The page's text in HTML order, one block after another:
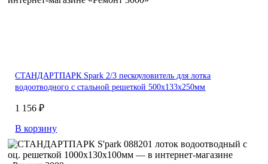
СТАНДАРТПАРК Spark 2/3 пескоуловитель для лотка
водоотводного с стальной решеткой 500х133х250мм
1 156 ₽
В корзину